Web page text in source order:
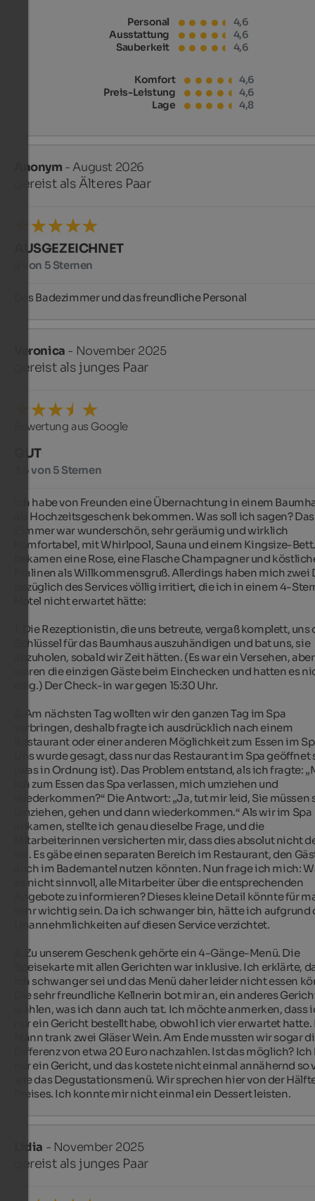
Personal
4,6
Ausstattung
4,6
Sauberkeit
4,6
Komfort
4,6
Preis-Leistung
4,6
Lage
4,8
Anonym - August 2026
gereist als Älteres Paar
AUSGEZEICHNET
5 von 5 Sternen
Das Badezimmer und das freundliche Personal
Veronica - November 2025
gereist als junges Paar
Bewertung aus Google
GUT
3,5 von 5 Sternen
Ich habe von Freunden eine Übernachtung in einem
als Hochzeitsgeschenk bekommen. Was soll ich sagen? Das
Zimmer war wunderschön, sehr geräumig und wirklich
komfortabel, mit Whirlpool, Sauna und einem Kingsize-
bekamen eine Rose, eine Flasche Champagner und
Pralinen als Willkommensgruß. Allerdings haben mich zwei
bezüglich des Services völlig irritiert, die ich in einem 4-
Hotel nicht erwartet hätte:
1. Die Rezeptionistin, die uns betreute, vergaß komplett, uns
Schlüssel für das Baumhaus auszuhändigen und bat uns, sie
abzuholen, sobald wir Zeit hätten. (Es war ein Versehen,
waren die einzigen Gäste beim Einchecken und hatten es
eilig.) Der Check-in war gegen 15:30 Uhr.
2. Am nächsten Tag wollten wir den ganzen Tag im Spa
verbringen, deshalb fragte ich ausdrücklich nach einem
Restaurant oder einer anderen Möglichkeit zum Essen im
Uns wurde gesagt, dass nur das Restaurant im Spa geöffnet
(was in Ordnung ist). Das Problem entstand, als ich fragte:
ich zum Essen das Spa verlassen, mich umziehen und
wiederkommen?“ Die Antwort: „Ja, tut mir leid, Sie müssen
umziehen, gehen und dann wiederkommen.“ Als wir im Spa
ankamen, stellte ich genau dieselbe Frage, und die
Mitarbeiterinnen versicherten mir, dass dies absolut nicht
sei. Es gäbe einen separaten Bereich im Restaurant, den
auch im Bademantel nutzen könnten. Nun frage ich mich:
es nicht sinnvoll, alle Mitarbeiter über die entsprechenden
Angebote zu informieren? Dieses kleine Detail könnte für
sehr wichtig sein. Da ich schwanger bin, hätte ich aufgrund
Unannehmlichkeiten auf diesen Service verzichtet.
3. Zu unserem Geschenk gehörte ein 4-Gänge-Menü. Die
Speisekarte mit allen Gerichten war inklusive. Ich erklärte,
ich schwanger sei und das Menü daher leider nicht essen
Die sehr freundliche Kellnerin bot mir an, ein anderes
wählen, was ich dann auch tat. Ich möchte anmerken, dass
nur ein Gericht bestellt habe, obwohl ich vier erwartet hatte.
Mann trank zwei Gläser Wein. Am Ende mussten wir sogar
Differenz von etwa 20 Euro nachzahlen. Ist das möglich?
nur ein Gericht, und das kostete nicht einmal annähernd so
wie das Degustationsmenü. Wir sprechen hier von der
Preises. Ich konnte mir nicht einmal ein Dessert leisten.
Lidia - November 2025
gereist als junges Paar